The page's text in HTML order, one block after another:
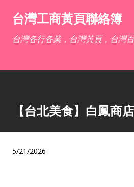
跳到主要內容
台灣工商黃頁聯絡簿
台灣各行各業，台灣黃頁，台灣百
【台北美食】白鳳商
5/21/2026